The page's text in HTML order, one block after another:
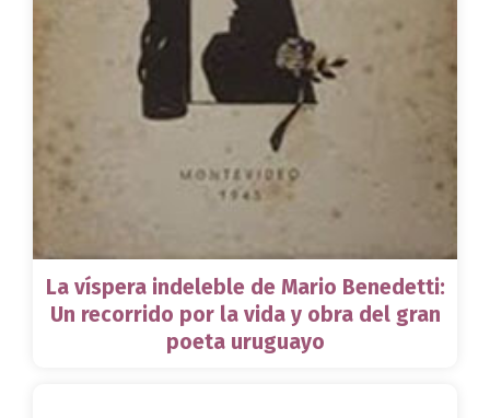
La víspera indeleble de Mario Benedetti:
Un recorrido por la vida y obra del gran
poeta uruguayo